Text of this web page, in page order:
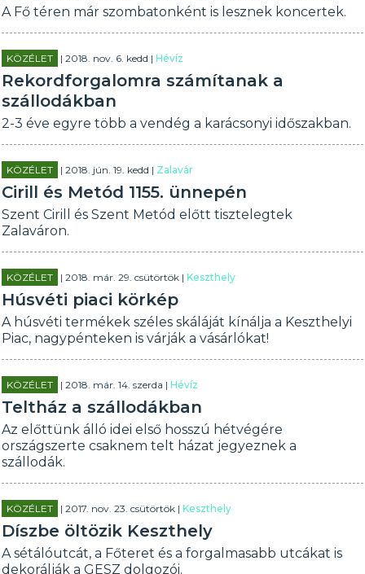
A Fő téren már szombatonként is lesznek koncertek.
KÖZÉLET | 2018. nov. 6. kedd |Hévíz
Rekordforgalomra számítanak a
szállodákban
2-3 éve egyre több a vendég a karácsonyi időszakban.
KÖZÉLET | 2018. jún. 19. kedd | Zalavár
Cirill és Metód 1155. ünnepén
Szent Cirill és Szent Metód előtt tisztelegtek
Zalaváron.
KÖZÉLET | 2018. már. 29. csütörtök |Keszthely
Húsvéti piaci körkép
A húsvéti termékek széles skáláját kínálja a Keszthelyi
Piac, nagypénteken is várják a vásárlókat!
KÖZÉLET | 2018. már. 14. szerda |Hévíz
Teltház a szállodákban
Az előttünk álló idei első hosszú hétvégére
országszerte csaknem telt házat jegyeznek a
szállodák.
KÖZÉLET | 2017. nov. 23. csütörtök |Keszthely
Díszbe öltözik Keszthely
A sétálóutcát, a Főteret és a forgalmasabb utcákat is
dekorálják a GESZ dolgozói.